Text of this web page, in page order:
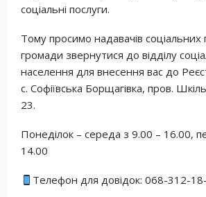
соціальні послуги.
Тому просимо надавачів соціальних
громади звернутися до відділу
населення для внесення вас до
с. Софіївська Борщагівка, пров.
23.
Понеділок – середа з 9.00 – 16.00,
14.00
Телефон для довідок: 068-312-